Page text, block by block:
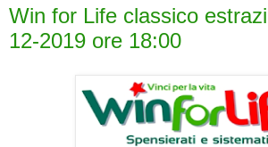
Win for Life classico
12-2019 ore 18:00